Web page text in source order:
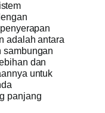
Dapatkan
adalah antara
sambungan
dan
untuk
panjang